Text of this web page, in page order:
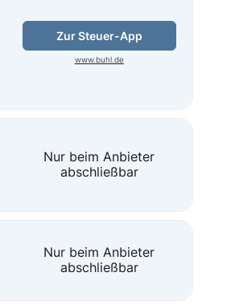
Zur Steuer-App
www.buhl.de
Nur beim Anbieter
abschließbar
Nur beim Anbieter
abschließbar